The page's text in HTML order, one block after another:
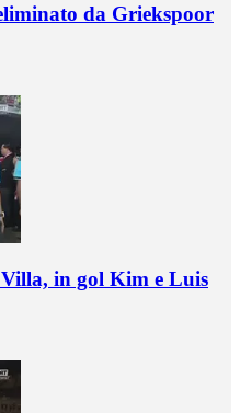
da Griekspoor
in gol Kim e Luis